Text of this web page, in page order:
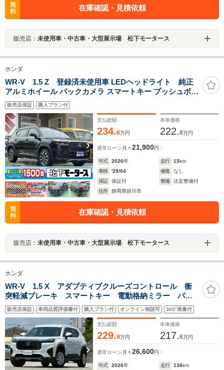
無
料
在庫確認・見積依頼
販売店： 未使用車・中古車・大型展示場 松下モータース
ホンダ
WR-V 1.5 Z 登録済未使用車 LEDヘッドライト 純正
アルミホイール バックカメラ スマートキー プッシュボタ
ンスタート フロントフォグランプ オートライト オートエ
アコン USB充電ポート ホンダセンシング 障害物センサ
ー
販売店保証 購入プラン付
支払総額
234.6万円
本体価格
222.8万円
通常ローン 月々21,900円
年式 2026年 走行 15km
車検
'29/04 修復
なし
保証
保証付 整備
法定整備付
住所
静岡県掛川市
無
料
在庫確認・見積依頼
販売店： 未使用車・中古車・大型展示場 松下モータース
ホンダ
WR-V 1.5 X アダプティブクルーズコントロール 衝
突軽減ブレーキ スマートキー 電動格納ミラー パワ
ーステアリング パワーウインドウ バックカメラ オ
ートエアコン
販売店保証 車両品質評価書付 購入プラン付 オンライン相談可 360°画像付
支払総額
229.9万円
本体価格
217.6万円
通常ローン 月々26,600円
年式 2026年 走行 138km